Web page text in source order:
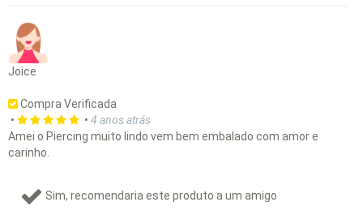
Joice
Compra Verificada
•
• 4 anos atrás
Amei o Piercing muito lindo vem bem embalado com amor e
carinho.
Sim, recomendaria este produto a um amigo